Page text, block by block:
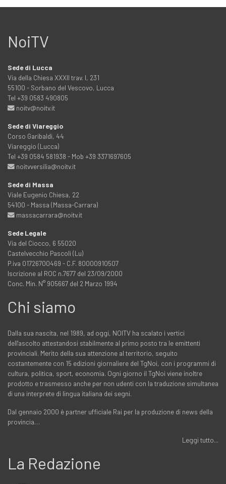
NoiTV
Sede di Lucca
Via della Chiesa XXXII trav. I, 231
55100 - Sorbano del Vescovo, Lucca
Tel +39 0583 490805
noitv@noitv.it
Sede di Viareggio
Corso Garibaldi, 44
Viareggio (Lucca)
Tel +39 0584 581938 - Mob +39 3371697605
noitvversilia@noitv.it
Sede di Massa
Viale Eugenio Chiesa, 22
54100 - Massa (Massa-Carrara)
massacarrara@noitv.it
Sede Legale
Via del Ciocco, 6 55020
Castelvecchio Pascoli (Lu)
P.iva 01726700469 - C.F. 80000910507
Iscrizione al ROC n.7677 del 23/09/2000
Conc. Min. N° 905667 del 2 Marzo 1994
Chi siamo
Dalla sua nascita, nel 1989, ad oggi, NOITV ha scalato i vertici
dell'ascolto attestandosi stabilmente al primo posto tra le emittenti
provinciali. Merito della sua attenzione al territorio, seguito
costantemente con 15 edizioni giornaliere del TgNoi, con i programmi di
cultura, politica, sport, economia. Ogni giorno il TgNoi viene inoltre
prodotto e trasmesso anche per non udenti con la traduzione simultanea
di una interprete di lingua italiana dei segni.
Dal gennaio 2000 è partner ufficiale Rai per la produzione di news della
provincia…
Leggi tutto...
La Redazione